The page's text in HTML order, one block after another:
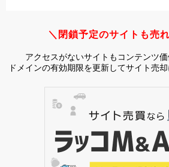
＼閉鎖予定のサイトも売
アクセスがないサイトもコンテンツ
ドメインの有効期限を更新してサイト売